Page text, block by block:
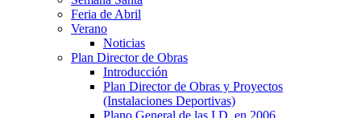
Feria de Abril
Verano
Noticias
Plan Director de Obras
Introducción
Plan Director de Obras y Proyectos
(Instalaciones Deportivas)
Plano General de las I.D. en 2006